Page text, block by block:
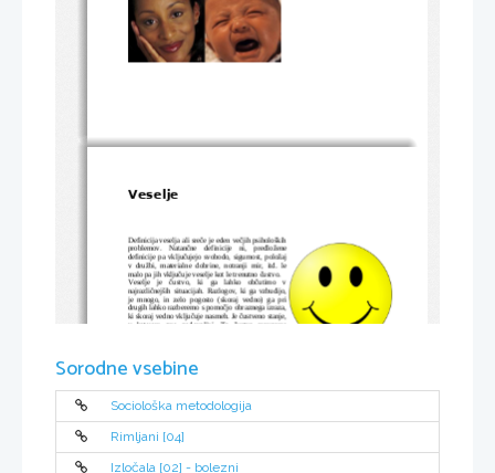
Veselje
Definicija veselja ali sreče je eden večjih psiholoških
problemov.   Natančne   definicije   ni,   predložene
definicije pa vključujejo svobodo, sigurnost, položaj
v družbi, materialne dobrine, notranji  mir, itd. le
malo pa jih vključuje veselje kot le trenutno čustvo.
Veselje   je   čustvo,   ki   ga   lahko   občutimo   v
najrazličnejših situacijah. Razlogov, ki ga vzbudijo,
je   mnogo,   in   zelo   pogosto   (skoraj   vedno)   ga   pri
drugih lahko razberemo s pomočjo obraznega izraza,
ki skoraj vedno vključuje nasmeh. Je čustveno stanje,
v   katerem   smo   zadovoljni.   To   čustvo   prevzame
»norega«, brezmejnega veselja. Ponavadi je tako:
čim laže dosežemo uspeh, toliko manj veselja spremlja naš uspeh.
Veselje je moč prepoznati pri človeku po nekako 10 mesecih življenja. Takrat otrok
pokaže močna doživljanja sreče, ki jih pokaže v določenih situacijah ali ob osebah, ki
nekoliko kasneje) in sta si med sabo pri otroku še zelo podobni.
Veselje ima v življenju tudi svoj pomen. Tako nas usmerja k prijetnim ciljem. To so
lahko ljudje, stvari, situacije. Primeri: ker imamo radi učiteljico, se bomo z veseljem
učili matematiko. Ker nas ima otrok rad, nam želi ugajati. Mlajši otroci naredijo vrsto
Sorodne vsebine
Sociološka metodologija
Rimljani [04]
Izločala [02] - bolezni